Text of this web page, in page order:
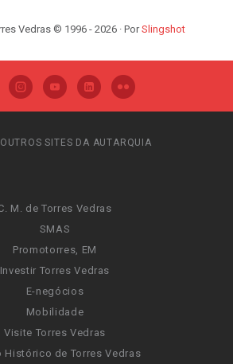
Vedras © 1996 - 2026 · PorSlingshot
OUTROS SITES DA AUTARQUIA
M. de Torres Vedras
SMAS
Promotorres, EM
Investir Torres Vedras
E-negócios
Mobilidade
Visite Torres Vedras
Histórico de Torres Vedras